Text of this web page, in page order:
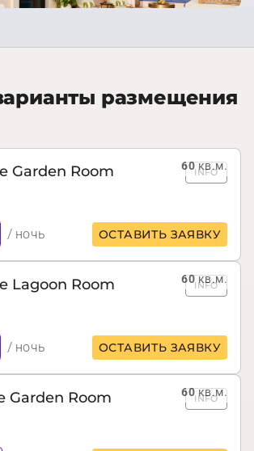
размещения
60кв.м.
Garden Room INFO
/ ночь ОСТАВИТЬ ЗАЯВКУ
60кв.м.
Lagoon Room INFO
/ ночь ОСТАВИТЬ ЗАЯВКУ
60кв.м.
Garden Room INFO